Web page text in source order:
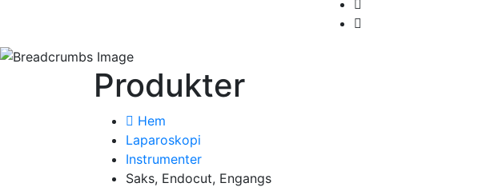
Produkter
Hem
Laparoskopi
Instrumenter
Saks, Endocut, Engangs